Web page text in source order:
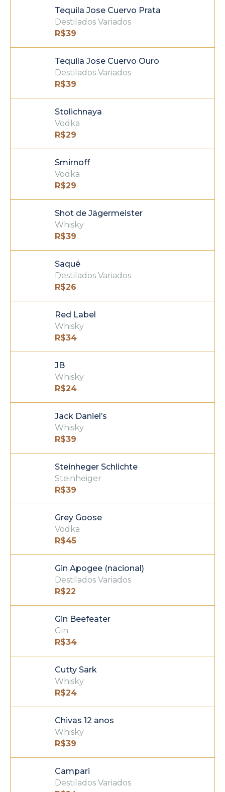
Tequila Jose Cuervo Prata
Destilados Variados
R$39
Tequila Jose Cuervo Ouro
Destilados Variados
R$39
Stolichnaya
Vodka
R$29
Smirnoff
Vodka
R$29
Shot de Jägermeister
Whisky
R$39
Saquê
Destilados Variados
R$26
Red Label
Whisky
R$34
JB
Whisky
R$24
Jack Daniel’s
Whisky
R$39
Steinheger Schlichte
Steinheiger
R$39
Grey Goose
Vodka
R$45
Gin Apogee (nacional)
Destilados Variados
R$22
Gin Beefeater
Gin
R$34
Cutty Sark
Whisky
R$24
Chivas 12 anos
Whisky
R$39
Campari
Destilados Variados